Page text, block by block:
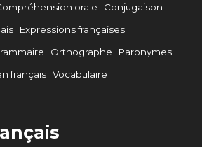
orale
Conjugaison
Expressions françaises
Orthographe
Paronymes
français Vocabulaire